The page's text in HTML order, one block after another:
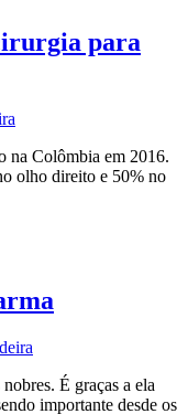
para
na Colômbia em 2016.
olho direito e 50% no
É graças a ela
importante desde os